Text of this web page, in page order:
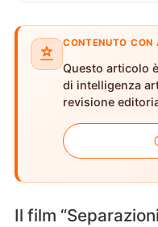
CONTENUTO CON
Questo articolo
di intelligenza
revisione
Il film